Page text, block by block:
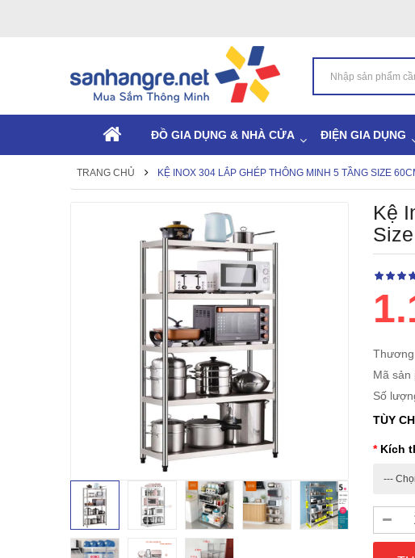
ĐỒ GIA DỤNG & NHÀ CỬA ĐIỆN GIA DỤNG
TRANG CHỦ KỆ INOX 304 LẮP GHÉP THÔNG MINH 5 TẦNG SIZE
Kệ
Mã sản
Số
TÙY
Kích
Sale
2026
THÔNG
nắng nóng